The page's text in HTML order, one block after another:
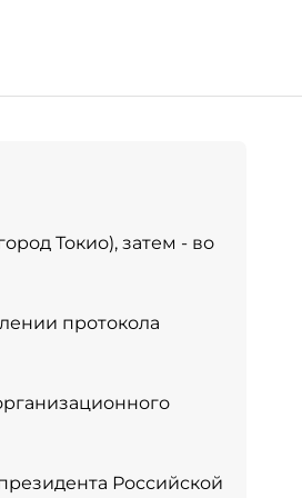
Токио), затем - во
протокола
Российской